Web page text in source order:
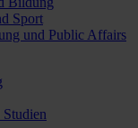
Sport
und Public Affairs